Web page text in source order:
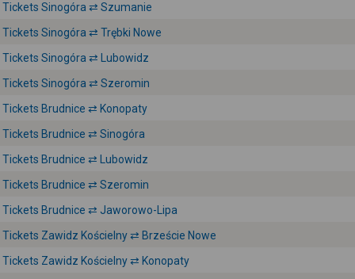
Tickets Sinogóra ⇄ Szumanie
Tickets Sinogóra ⇄ Trębki Nowe
Tickets Sinogóra ⇄ Lubowidz
Tickets Sinogóra ⇄ Szeromin
Tickets Brudnice ⇄ Konopaty
Tickets Brudnice ⇄ Sinogóra
Tickets Brudnice ⇄ Lubowidz
Tickets Brudnice ⇄ Szeromin
Tickets Brudnice ⇄ Jaworowo-Lipa
Tickets Zawidz Kościelny ⇄ Brzeście Nowe
Tickets Zawidz Kościelny ⇄ Konopaty